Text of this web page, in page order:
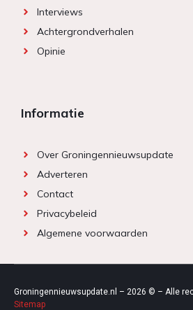
Interviews
Achtergrondverhalen
Opinie
Informatie
Over Groningennieuwsupdate
Adverteren
Contact
Privacybeleid
Algemene voorwaarden
Groningennieuwsupdate.nl – 2026 © – Alle
Sitemap